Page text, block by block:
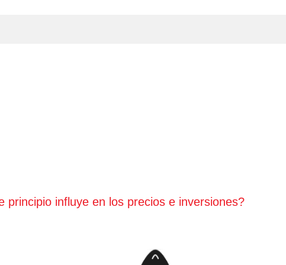
principio influye en los precios e inversiones?